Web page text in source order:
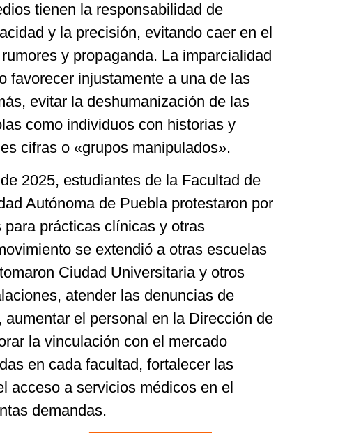
tienen la responsabilidad de
y la precisión, evitando caer en el
y propaganda. La imparcialidad
favorecer injustamente a una de las
evitar la deshumanización de las
como individuos con historias y
cifras o «grupos manipulados».
2025, estudiantes de la Facultad de
Autónoma de Puebla protestaron por
para prácticas clínicas y otras
se extendió a otras escuelas
Ciudad Universitaria y otros
atender las denuncias de
el personal en la Dirección de
la vinculación con el mercado
en cada facultad, fortalecer las
acceso a servicios médicos en el
demandas.